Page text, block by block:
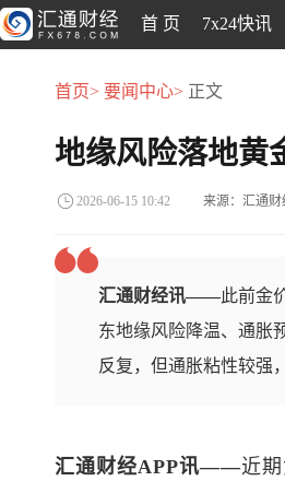
首 页 7x24快讯
首页> 要闻中心> 正文
地缘风险落地黄
2026-06-15 10:42 来源：汇通财
汇通财经讯——此前金
东地缘风险降温、通胀
反复，但通胀粘性较强
汇通财经APP讯——近